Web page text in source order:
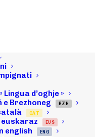
Lingua d’oghje »
e Brezhoneg
BZH
CAT
euskaraz EUS
english ENG
07/21 :